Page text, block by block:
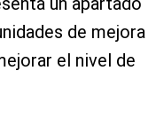
de mejora
el nivel de